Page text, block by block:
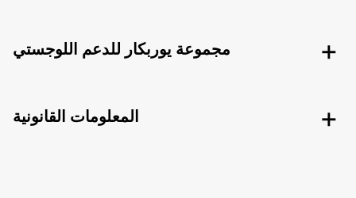
مجموعة يوربكار للدعم اللوجستي
المعلومات القانونية